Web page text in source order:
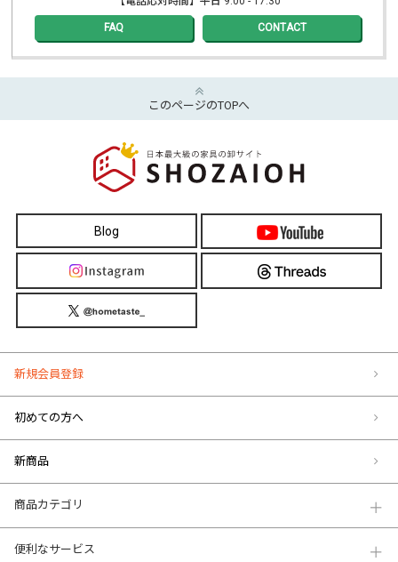
FAQ CONTACT
このページのTOPへ
Blog
新規会員登録
初めての方へ
新商品
商品カテゴリ
便利なサービス